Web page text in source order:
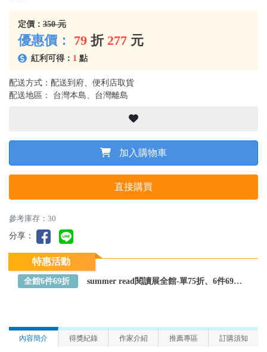
定價： 350 元
優惠價： 79 折 277 元
紅利可得： 1 點
配送方式：配送到府、便利店取貨
配送地區： 台灣本島、台灣離島
加入購物車
直接購買
參考庫存：30
分享：
特惠活動
全館6件69折 summer read閱讀展全館-單75折、6件69折～全館任選
內容簡介 得獎紀錄 作家介紹 推薦專區 訂購須知